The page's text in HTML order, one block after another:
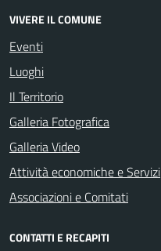
VIVERE IL COMUNE
Eventi
Luoghi
Il Territorio
Galleria Fotografica
Galleria Video
Attività economiche e Servizi
Associazioni e Comitati
CONTATTI E RECAPITI